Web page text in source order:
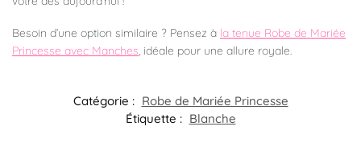
Besoin d’une option similaire ? Pensez à la tenue Robe de Mariée
Princesse avec Manches, idéale pour une allure royale.
Catégorie : Robe de Mariée Princesse
Étiquette : Blanche